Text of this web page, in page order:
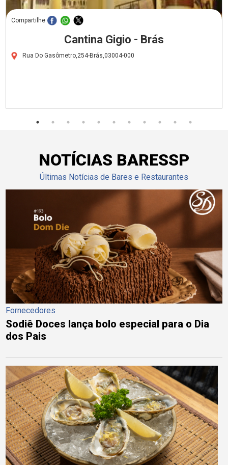
Compartilhe
Cantina Gigio - Brás
Rua Do Gasômetro,254-Brás,03004-000
NOTÍCIAS BARESSP
Últimas Notícias de Bares e Restaurantes
Fornecedores
Sodiê Doces lança bolo especial para o Dia
dos Pais